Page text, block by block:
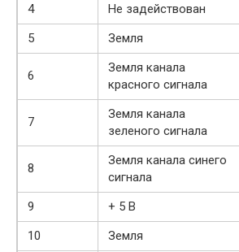
4
Не задействован
5
Земля
6
Земля канала
красного сигнала
7
Земля канала
зеленого сигнала
8
Земля канала синего
сигнала
9 + 5 B
10
Земля